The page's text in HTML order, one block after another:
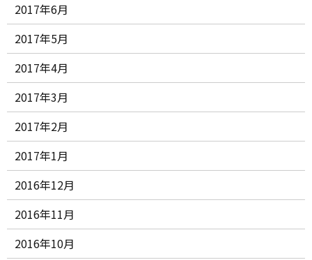
2017年6月
2017年5月
2017年4月
2017年3月
2017年2月
2017年1月
2016年12月
2016年11月
2016年10月